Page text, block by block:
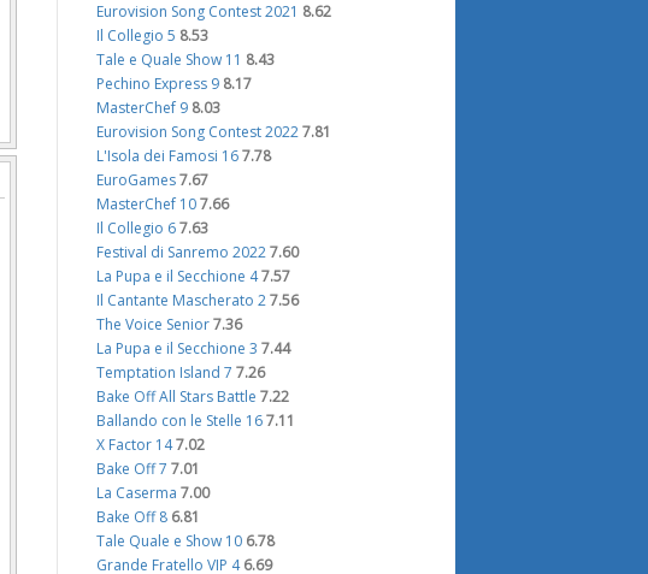
Eurovision Song Contest 2021 8.62
Il Collegio 5 8.53
Tale e Quale Show 11 8.43
Pechino Express 9 8.17
MasterChef 9 8.03
Eurovision Song Contest 2022 7.81
L'Isola dei Famosi 16 7.78
EuroGames 7.67
MasterChef 10 7.66
Il Collegio 6 7.63
Festival di Sanremo 2022 7.60
La Pupa e il Secchione 47.57
Il Cantante Mascherato 2 7.56
The Voice Senior 7.36
La Pupa e il Secchione 3 7.44
Temptation Island 7 7.26
Bake Off All Stars Battle 7.22
Ballando con le Stelle 16 7.11
X Factor 147.02
Bake Off 7 7.01
La Caserma 7.00
Bake Off 8 6.81
Tale Quale e Show 10 6.78
Grande Fratello VIP 4 6.69